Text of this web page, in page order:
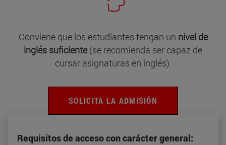
Conviene que los estudiantes tengan un nivel de
inglés suficiente(se recomienda ser capaz de
cursar asignaturas en inglés).
SOLICITA LA ADMISIÓN
Requisitos de acceso con carácter general: